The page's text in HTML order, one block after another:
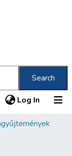
Search
Log In (current)